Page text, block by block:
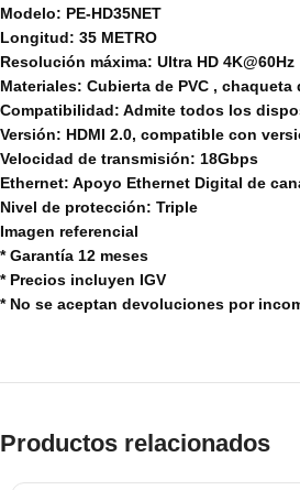
Modelo: PE-HD35NET
Longitud: 35 METRO
Resolución máxima: Ultra HD 4K@60Hz
Materiales: Cubierta de PVC ,
Compatibilidad: Admite todos los
Versión: HDMI 2.0, compatible con
Velocidad de transmisión: 18Gbps
Ethernet: Apoyo Ethernet Digital de
Nivel de protección: Triple
Imagen referencial
* Garantía 12 meses
* Precios incluyen IGV
* No se aceptan devoluciones por
Productos relacionados